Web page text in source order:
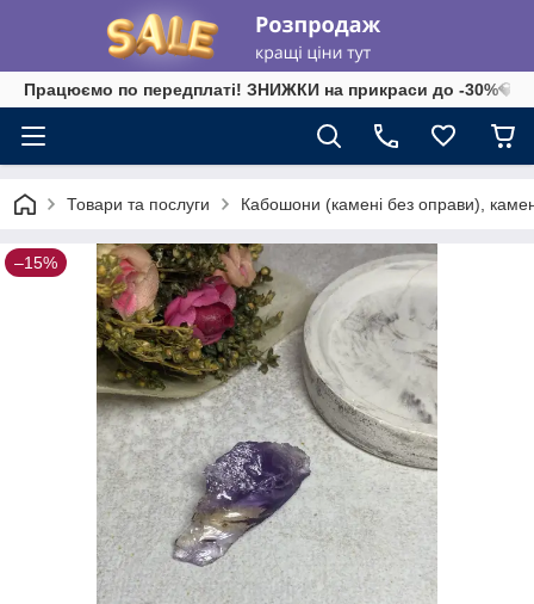
Працюємо по передплаті! ЗНИЖКИ на прикраси до -30%💎
Товари та послуги Кабошони (камені без оправи),
–15%